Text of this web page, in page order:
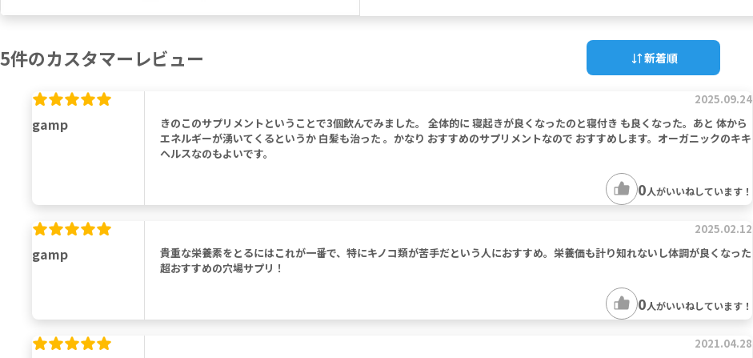
5件のカスタマーレビュー 新着順
gamp
2025.09.24
きのこのサプリメントということで3個飲んでみました。 全体的に 寝起きが良くなったのと寝付き も良くなった。あと 体から
エネルギーが湧いてくるというか 白髪も治った 。かなり おすすめのサプリメントなので おすすめします。オーガニックのキキ
ヘルスなのもよいです。
0人がいいねしています！
gamp
2025.02.12
貴重な栄養素をとるにはこれが一番で、特にキノコ類が苦手だという人におすすめ。栄養価も計り知れないし体調が良くなった
超おすすめの穴場サプリ！
0人がいいねしています！
2021.04.28